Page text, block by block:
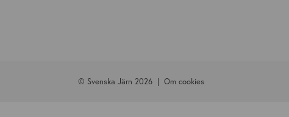
© Svenska Järn 2026 Om cookies